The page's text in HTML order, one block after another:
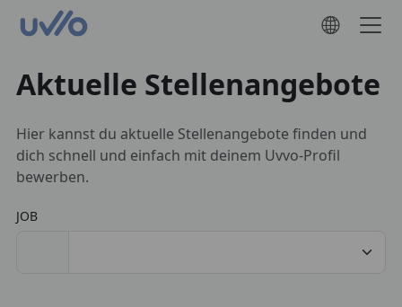
Aktuelle Stellenangebote
Hier kannst du aktuelle Stellenangebote finden und
dich schnell und einfach mit deinem Uvvo-Profil
bewerben.
JOB